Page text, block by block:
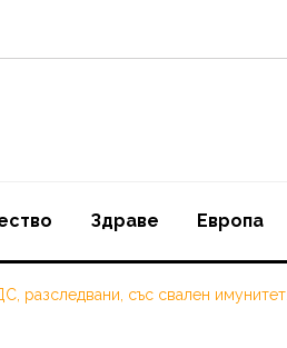
Здраве Европа
разследвани, със свален имунитет…